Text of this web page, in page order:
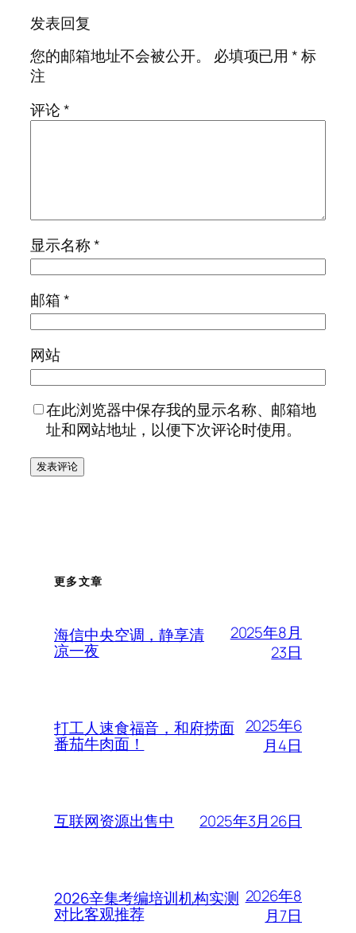
发表回复
您的邮箱地址不会被公开。
必填项已用*标
注
评论*
显示名称*
邮箱*
网站
在此浏览器中保存我的显示名称、邮箱地
址和网站地址，以便下次评论时使用。
更多文章
海信中央空调，静享清
凉一夜
2025年8月
23日
打工人速食福音，和府捞面
番茄牛肉面！
2025年6
月4日
互联网资源出售中 2025年3月26日
2026辛集考编培训机构实测
对比客观推荐
2026年8
月7日